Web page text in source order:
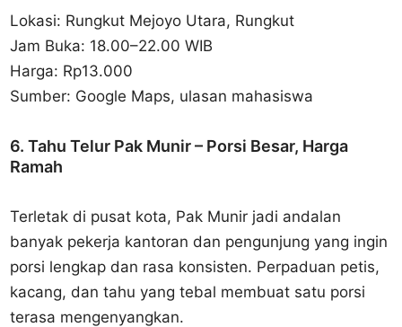
Lokasi: Rungkut Mejoyo Utara, Rungkut
Jam Buka: 18.00–22.00 WIB
Harga: Rp13.000
Sumber: Google Maps, ulasan mahasiswa
6. Tahu Telur Pak Munir – Porsi Besar, Harga
Ramah
Terletak di pusat kota, Pak Munir jadi andalan
banyak pekerja kantoran dan pengunjung yang ingin
porsi lengkap dan rasa konsisten. Perpaduan petis,
kacang, dan tahu yang tebal membuat satu porsi
terasa mengenyangkan.